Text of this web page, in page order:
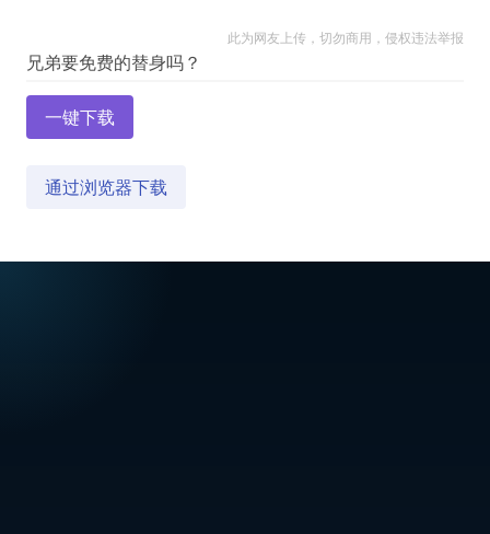
此为网友上传，切勿商用，侵权违法举报
一键下载
通过浏览器下载